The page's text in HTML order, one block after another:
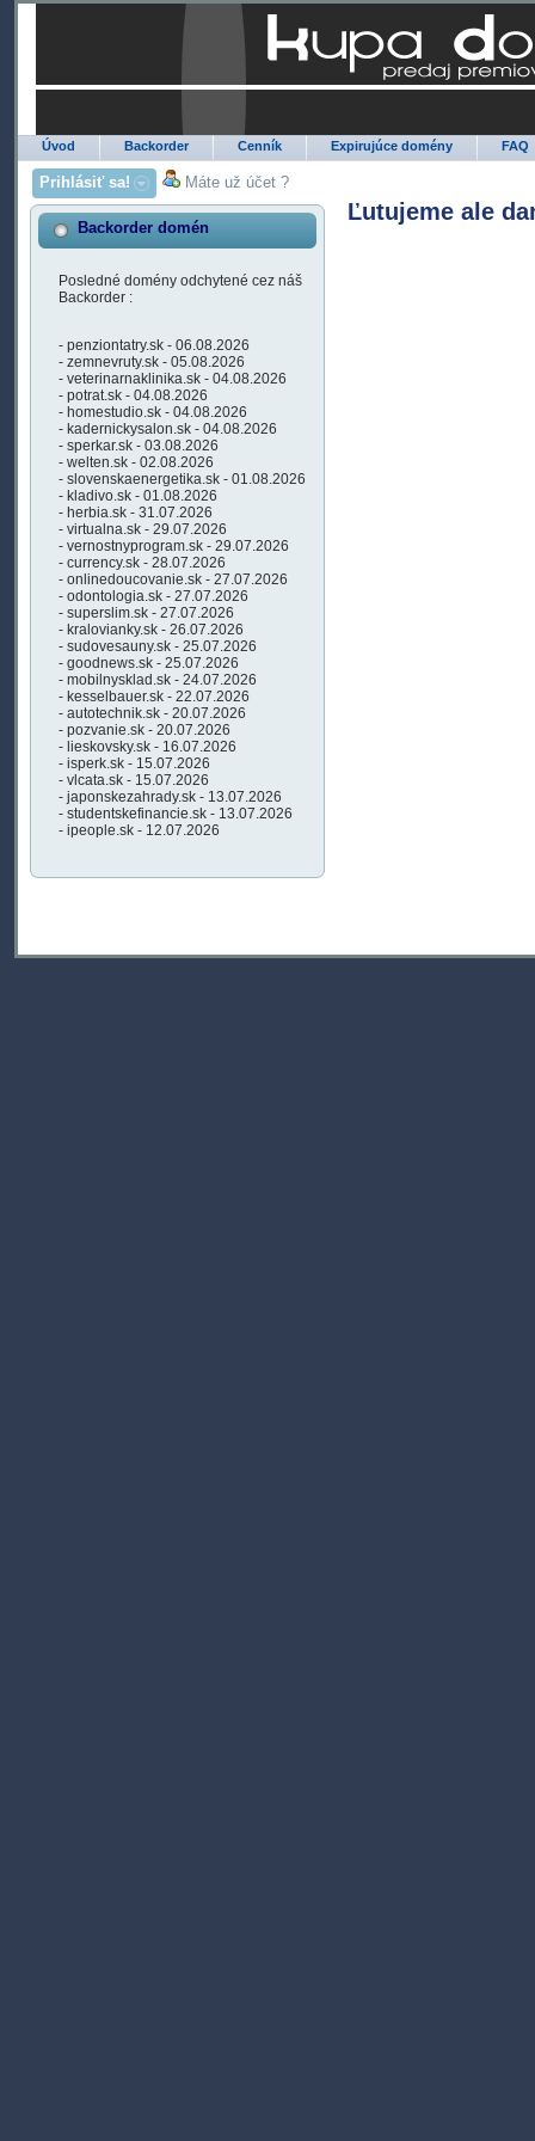
Úvod Backorder Cenník Expirujúce domény FAQ
Prihlásiť sa! Máte už účet ?
Backorder domén
Posledné domény odchytené cez náš
Backorder :
- penziontatry.sk - 06.08.2026
- zemnevruty.sk - 05.08.2026
- veterinarnaklinika.sk - 04.08.2026
- potrat.sk - 04.08.2026
- homestudio.sk - 04.08.2026
- kadernickysalon.sk - 04.08.2026
- sperkar.sk - 03.08.2026
- welten.sk - 02.08.2026
- slovenskaenergetika.sk - 01.08.2026
- kladivo.sk - 01.08.2026
- herbia.sk - 31.07.2026
- virtualna.sk - 29.07.2026
- vernostnyprogram.sk - 29.07.2026
- currency.sk - 28.07.2026
- onlinedoucovanie.sk - 27.07.2026
- odontologia.sk - 27.07.2026
- superslim.sk - 27.07.2026
- kralovianky.sk - 26.07.2026
- sudovesauny.sk - 25.07.2026
- goodnews.sk - 25.07.2026
- mobilnysklad.sk - 24.07.2026
- kesselbauer.sk - 22.07.2026
- autotechnik.sk - 20.07.2026
- pozvanie.sk - 20.07.2026
- lieskovsky.sk - 16.07.2026
- isperk.sk - 15.07.2026
- vlcata.sk - 15.07.2026
- japonskezahrady.sk - 13.07.2026
- studentskefinancie.sk - 13.07.2026
- ipeople.sk - 12.07.2026
Ľutujeme ale